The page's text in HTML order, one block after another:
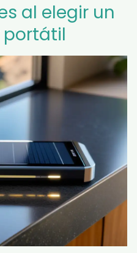
al elegir un